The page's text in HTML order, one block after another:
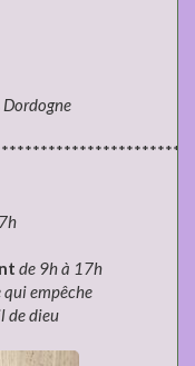
Dordogne
de 9h à 17h
empêche
de dieu